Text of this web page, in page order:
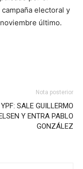
electoral y
último.
Nota posterior
YPF: SALE GUILLERMO
Y ENTRA PABLO
GONZÁLEZ